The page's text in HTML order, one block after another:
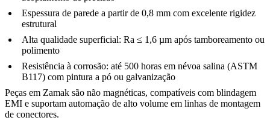
Espessura de parede a partir de 0,8 mm com excelente rigidez
estrutural
Alta qualidade superficial: Ra ≤ 1,6 µm após tamboreamento ou
polimento
Resistência à corrosão: até 500 horas em névoa salina (ASTM
B117) com pintura a pó ou galvanização
Peças em Zamak são não magnéticas, compatíveis com blindagem
EMI e suportam automação de alto volume em linhas de montagem
de conectores.